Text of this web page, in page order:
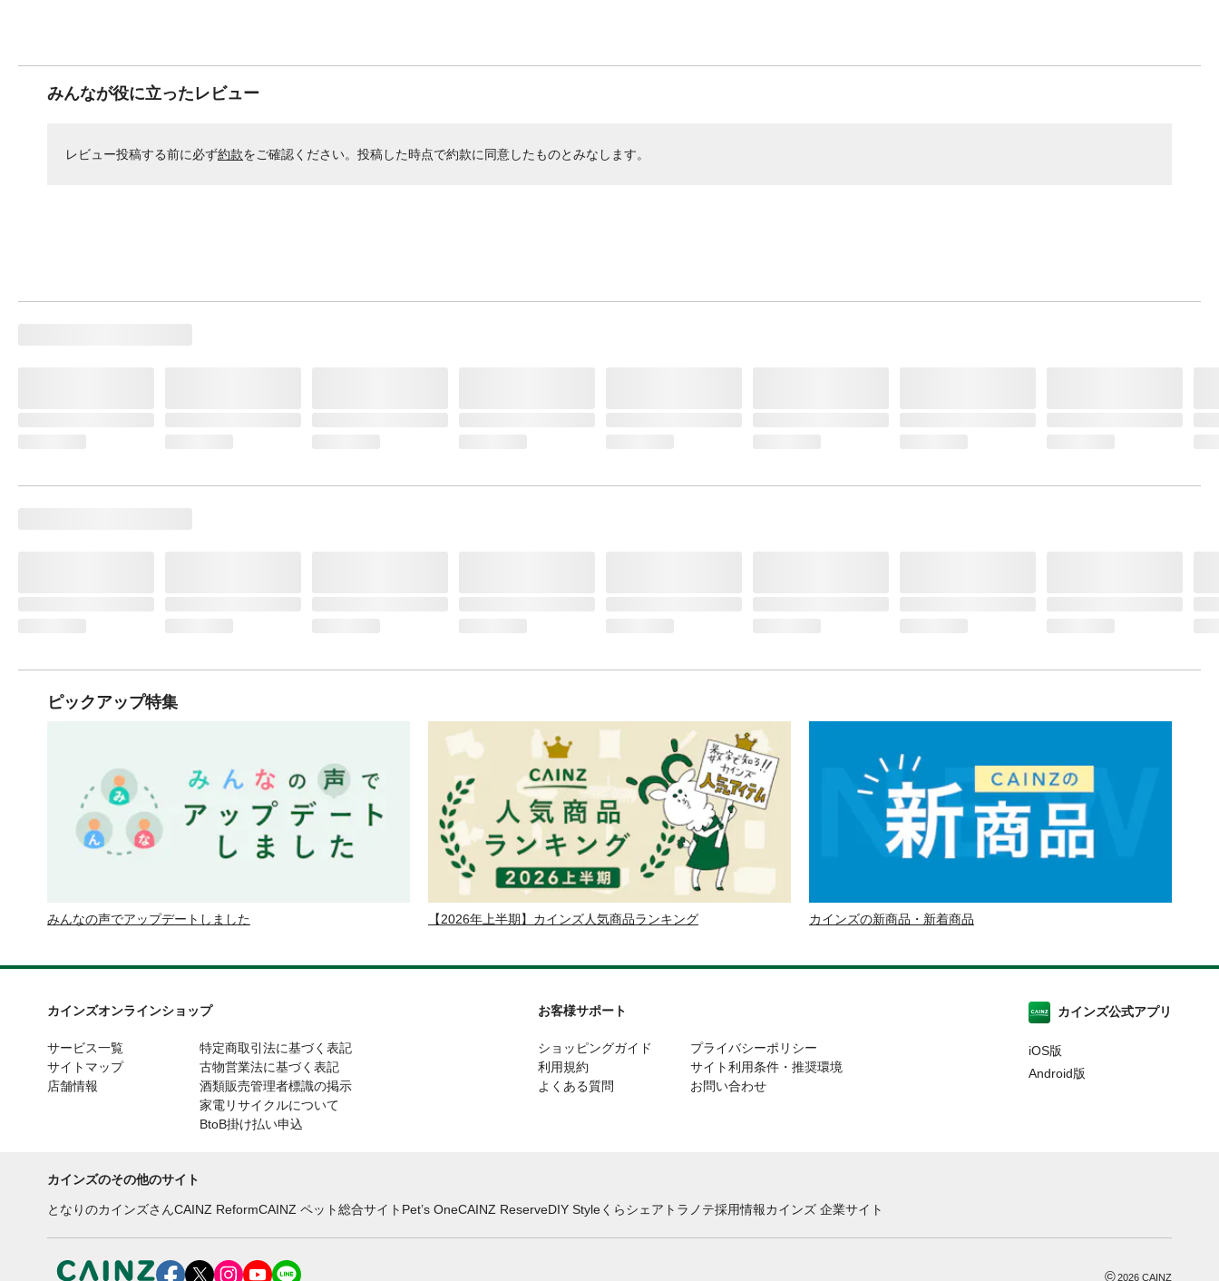
みんなが役に立ったレビュー
レビュー投稿する前に必ず約款をご確認ください。投稿した時点で約款に同意したものとみなします。
ピックアップ特集
みんなの声でアップデートしました 【2026年上半期】カインズ人気商品ランキング カインズの新商品・新着商品
カインズオンラインショップ
サービス一覧
サイトマップ
店舗情報
特定商取引法に基づく表記
古物営業法に基づく表記
酒類販売管理者標識の掲示
家電リサイクルについて
BtoB掛け払い申込
お客様サポート
ショッピングガイド
利用規約
よくある質問
プライバシーポリシー
サイト利用条件・推奨環境
お問い合わせ
カインズ公式アプリ
iOS版
Android版
カインズのその他のサイト
となりのカインズさんCAINZ ReformCAINZ ペット総合サイト Pet’s OneCAINZ ReserveDIY Styleくらシェア トラノテ採用情報カインズ 企業サイト
©2026 CAINZ